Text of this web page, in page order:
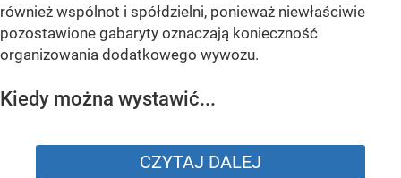
również wspólnot i spółdzielni, ponieważ niewłaściwie
pozostawione gabaryty oznaczają konieczność
organizowania dodatkowego wywozu.
Kiedy można wystawić...
CZYTAJ DALEJ